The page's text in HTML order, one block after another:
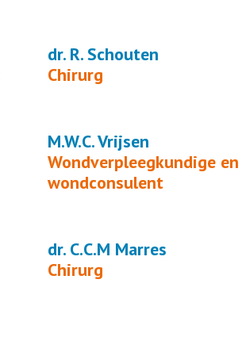
dr. R. Schouten
Chirurg
M.W.C. Vrijsen
Wondverpleegkundige en
wondconsulent
dr. C.C.M Marres
Chirurg